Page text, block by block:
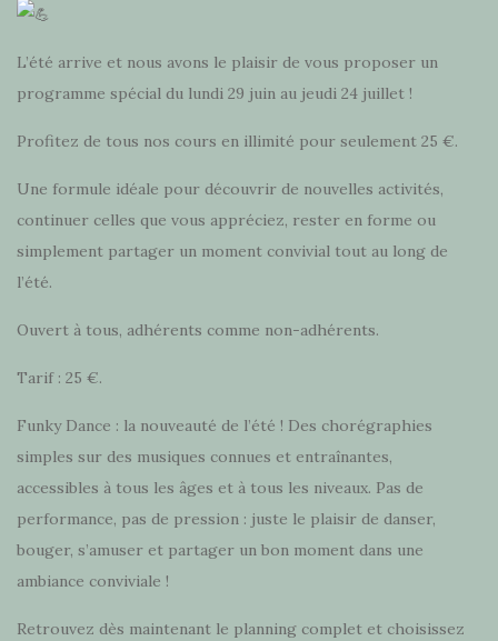
L’été arrive et nous avons le plaisir de vous proposer un
programme spécial du lundi 29 juin au jeudi 24 juillet !
Profitez de tous nos cours en illimité pour seulement 25 €.
Une formule idéale pour découvrir de nouvelles activités,
continuer celles que vous appréciez, rester en forme ou
simplement partager un moment convivial tout au long de
l’été.
Ouvert à tous, adhérents comme non-adhérents.
Tarif : 25 €.
Funky Dance : la nouveauté de l’été ! Des chorégraphies
simples sur des musiques connues et entraînantes,
accessibles à tous les âges et à tous les niveaux. Pas de
performance, pas de pression : juste le plaisir de danser,
bouger, s’amuser et partager un bon moment dans une
ambiance conviviale !
Retrouvez dès maintenant le planning complet et choisissez